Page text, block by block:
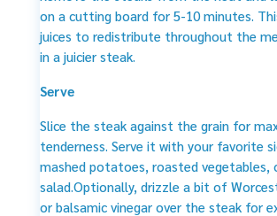
on a cutting board for 5-10 minutes.
juices to redistribute throughout the
in a juicier steak.
Serve
Slice the steak against the grain for
tenderness. Serve it with your favorite
mashed potatoes, roasted vegetables,
salad.Optionally, drizzle a bit of
or balsamic vinegar over the steak for